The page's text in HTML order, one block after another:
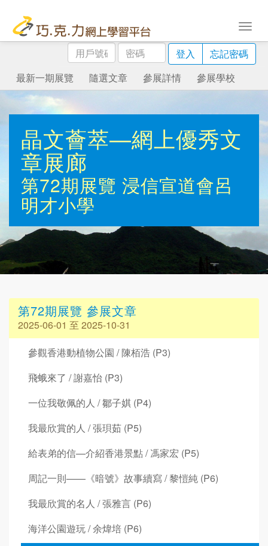
用
戶
號
碼
密
碼
登入
忘記密碼
最新一期展覽
隨選文章 參展詳情 參展學校
晶文薈萃—網上優秀文
章展廊
第72期展覽 浸信宣道會呂
明才小學
第72期展覽 參展文章
2025-06-01 至 2025-10-31
參觀香港動植物公園 / 陳栢浩 (P3)
飛蛾來了 / 謝嘉怡 (P3)
一位我敬佩的人 / 鄒子娸 (P4)
我最欣賞的人 / 張珼茹 (P5)
給表弟的信—介紹香港景點 / 馮家宏 (P5)
周記一則——《暗號》故事續寫 / 黎愷純 (P6)
我最欣賞的名人 / 張雅言 (P6)
海洋公園遊玩 / 余煒培 (P6)